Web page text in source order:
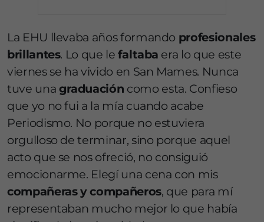
La EHU llevaba años formando profesionales
brillantes. Lo que lefaltaba era lo que este
viernes se ha vivido en San Mames. Nunca
tuve una graduación como esta. Confieso
que yo no fui a la mía cuando acabe
Periodismo. No porque no estuviera
orgulloso de terminar, sino porque aquel
acto que se nos ofreció, no consiguió
emocionarme. Elegí una cena con mis
compañeras y compañeros, que para mí
representaban mucho mejor lo que había